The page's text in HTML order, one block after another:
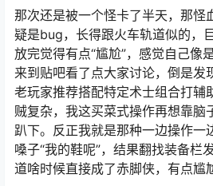
那次还是被一个怪卡了半天，那怪
疑是bug，长得跟火车轨道似的，
放完觉得有点“尴尬”，感觉自己像
来到贴吧看了点大家讨论，倒是发
老玩家推荐搭配特定术士组合打辅
贼复杂，我这买菜式操作再想靠脑
趴下。反正我就是那种一边操作一
嗓子“我的鞋呢”，结果翻找装备栏
道啥时候直接成了赤脚侠，有点尴